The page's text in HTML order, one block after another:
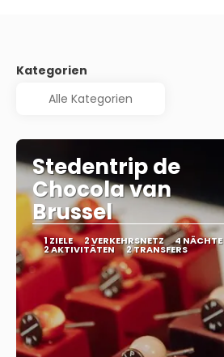
Kategorien
Stedentrip de
Chocola van
Brussel
1 ZIELE 2 VERKEHRSNETZ 4 NÄCHTE
2 AKTIVITÄTEN 2 TRANSFERS